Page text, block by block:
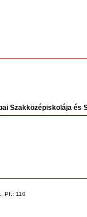
Szakközépiskolája és
Pf.: 110